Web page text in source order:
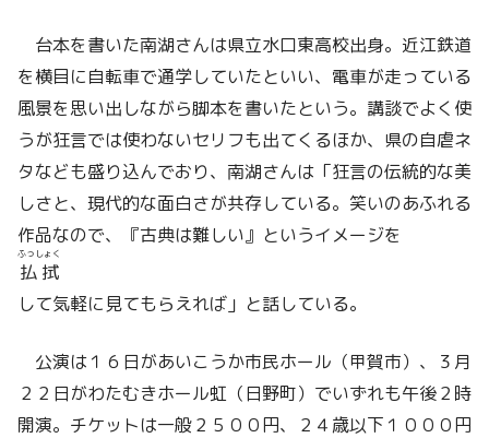
台本を書いた南湖さんは県立水口東高校出身。近江鉄道
を横目に自転車で通学していたといい、電車が走っている
風景を思い出しながら脚本を書いたという。講談でよく使
うが狂言では使わないセリフも出てくるほか、県の自虐ネ
タなども盛り込んでおり、南湖さんは「狂言の伝統的な美
しさと、現代的な面白さが共存している。笑いのあふれる
作品なので、『古典は難しい』というイメージを
払拭
ふっしょく
して気軽に見てもらえれば」と話している。
公演は１６日があいこうか市民ホール（甲賀市）、３月
２２日がわたむきホール虹（日野町）でいずれも午後２時
開演。チケットは一般２５００円、２４歳以下１０００円